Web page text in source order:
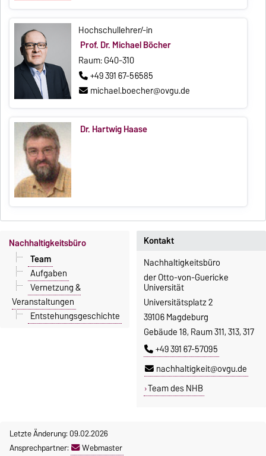
Hochschullehrer/-in
Prof. Dr. Michael Böcher
Raum: G40-310
+49 391 67-56585
michael.boecher@ovgu.de
Dr. Hartwig Haase
Kontakt
Nachhaltigkeitsbüro
der Otto-von-Guericke
Universität
Universitätsplatz 2
39106 Magdeburg
Gebäude 18, Raum 311, 313, 317
+49 391 67-57095
nachhaltigkeit@ovgu.de
Team des NHB
Nachhaltigkeitsbüro
Team
Aufgaben
Vernetzung &
Veranstaltungen
Entstehungsgeschichte
Letzte Änderung: 09.02.2026
Ansprechpartner:
Webmaster